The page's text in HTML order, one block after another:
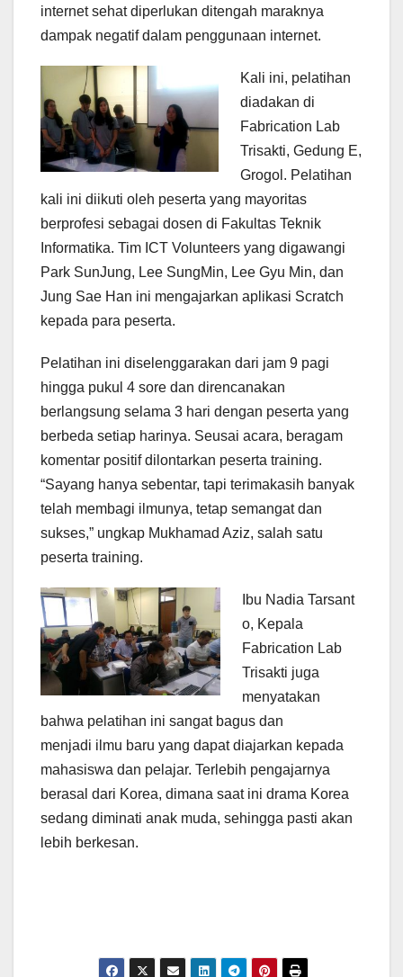
internet sehat diperlukan ditengah maraknya
dampak negatif dalam penggunaan internet.
Kali ini, pelatihan
diadakan di
Fabrication Lab
Trisakti, Gedung E,
Grogol. Pelatihan
kali ini diikuti oleh peserta yang mayoritas
berprofesi sebagai dosen di Fakultas Teknik
Informatika. Tim ICT Volunteers yang digawangi
Park SunJung, Lee SungMin, Lee Gyu Min, dan
Jung Sae Han ini mengajarkan aplikasi Scratch
kepada para peserta.
Pelatihan ini diselenggarakan dari jam 9 pagi
hingga pukul 4 sore dan direncanakan
berlangsung selama 3 hari dengan peserta yang
berbeda setiap harinya. Seusai acara, beragam
komentar positif dilontarkan peserta training.
“Sayang hanya sebentar, tapi terimakasih banyak
telah membagi ilmunya, tetap semangat dan
sukses,” ungkap Mukhamad Aziz, salah satu
peserta training.
Ibu Nadia Tarsant
o, Kepala
Fabrication Lab
Trisakti juga
menyatakan
bahwa pelatihan ini sangat bagus dan
menjadi ilmu baru yang dapat diajarkan kepada
mahasiswa dan pelajar. Terlebih pengajarnya
berasal dari Korea, dimana saat ini drama Korea
sedang diminati anak muda, sehingga pasti akan
lebih berkesan.